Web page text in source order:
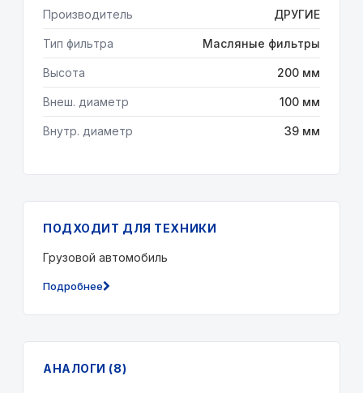
Производитель ДРУГИЕ
Тип фильтра Масляные фильтры
Высота 200 мм
Внеш. диаметр 100 мм
Внутр. диаметр 39 мм
ПОДХОДИТ ДЛЯ ТЕХНИКИ
Грузовой автомобиль
Подробнее
АНАЛОГИ (8)